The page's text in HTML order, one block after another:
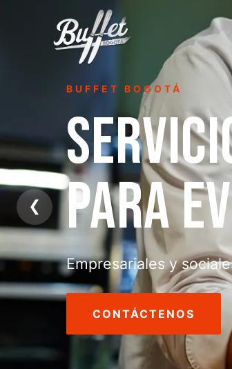
BUFFET BOGOTÁ
PARA
Empresariales y
CONTÁCTENOS
❮